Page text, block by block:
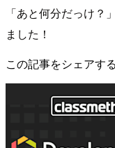
「あと何分だっけ？
ました！
この記事をシェアする